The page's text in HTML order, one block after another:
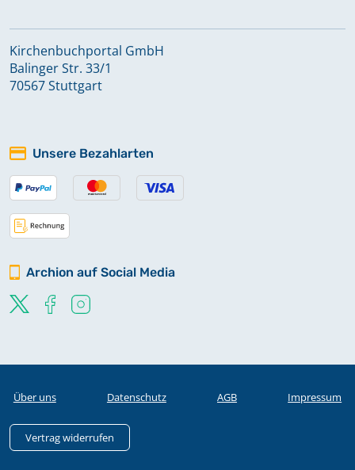
Kirchenbuchportal GmbH
Balinger Str. 33/1
70567 Stuttgart
Unsere Bezahlarten
Archion auf Social Media
Über uns Datenschutz AGB Impressum
Vertrag widerrufen